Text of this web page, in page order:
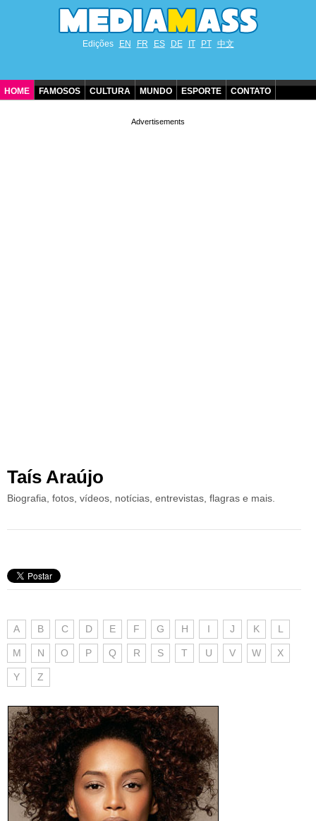
Edições EN FR ES DE IT PT 中文
HOME FAMOSOS CULTURA MUNDO ESPORTE CONTATO
Taís Araújo
Biografia, fotos, vídeos, notícias, entrevistas, flagras e mais.
A B C D E F G H I J K L
M N O P Q R S T U V W X
Y Z